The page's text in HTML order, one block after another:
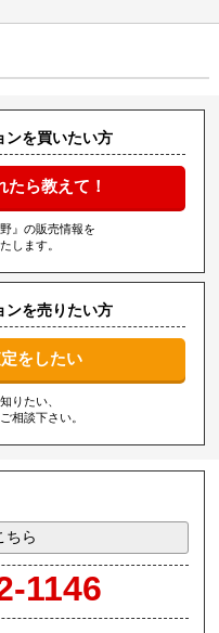
ンを買いたい方
たら教えて！
』の販売情報を
します。
ンを売りたい方
をしたい
りたい、
相談下さい。
ちら
1146